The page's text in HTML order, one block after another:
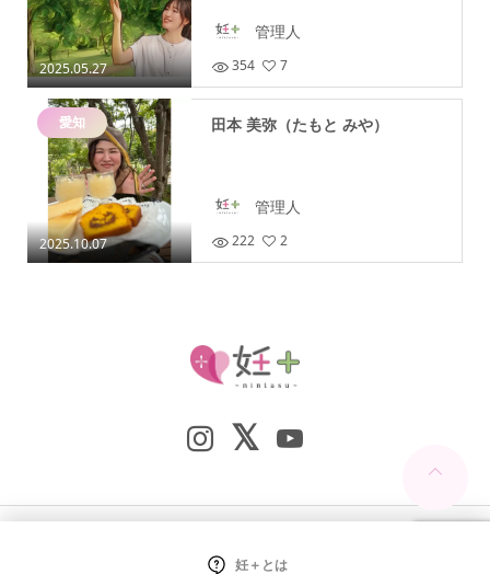
2025.05.27
管理人
354 7
2025.10.07
愛知 田本 美弥（たもと みや）
管理人
222 2
妊＋とは